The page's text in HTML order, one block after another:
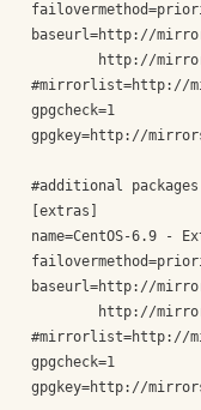
baseurl=http://
http://
#mirrorlist=http://
gpgcheck=1
gpgkey=http://
#additional
[extras]
name=CentOS-6.9 -
baseurl=http://
http://
#mirrorlist=http://
gpgcheck=1
gpgkey=http://